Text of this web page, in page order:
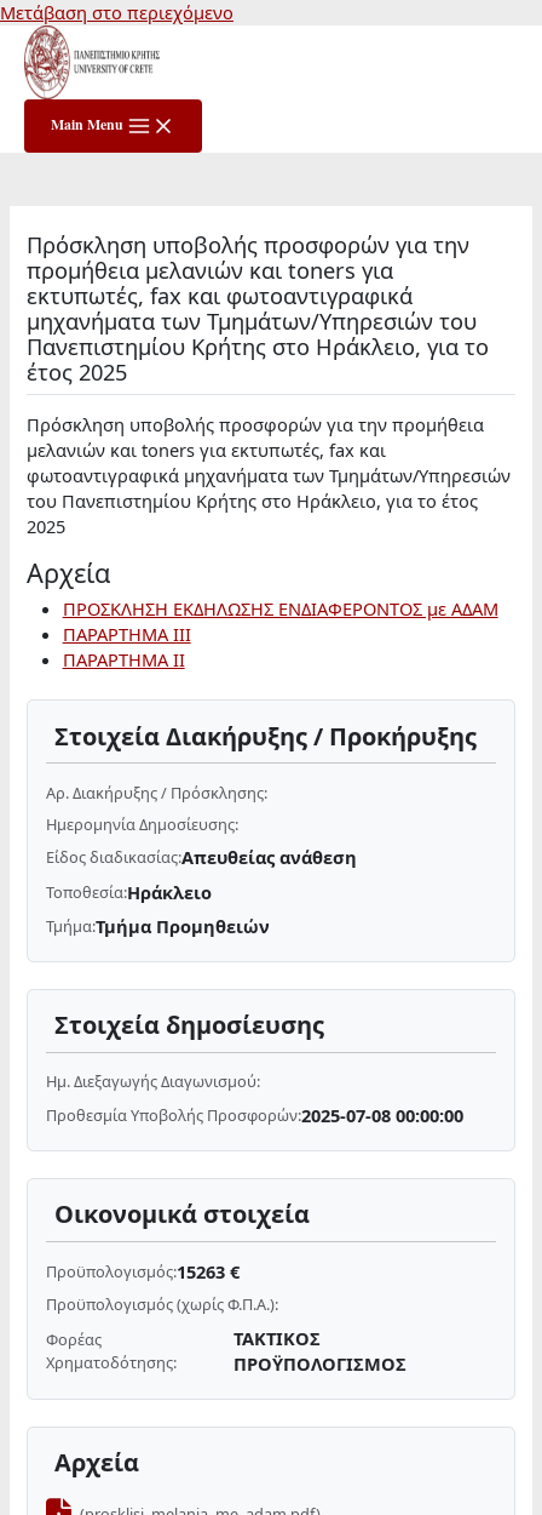
Μετάβαση στο περιεχόμενο
Main Menu
Πρόσκληση υποβολής προσφορών για την
προμήθεια μελανιών και toners για
εκτυπωτές, fax και φωτοαντιγραφικά
μηχανήματα των Τμημάτων/Υπηρεσιών του
Πανεπιστημίου Κρήτης στο Ηράκλειο, για το
έτος 2025
Πρόσκληση υποβολής προσφορών για την προμήθεια
μελανιών και toners για εκτυπωτές, fax και
φωτοαντιγραφικά μηχανήματα των Τμημάτων/Υπηρεσιών
του Πανεπιστημίου Κρήτης στο Ηράκλειο, για το έτος
2025
Αρχεία
ΠΡΟΣΚΛΗΣΗ ΕΚΔΗΛΩΣΗΣ ΕΝΔΙΑΦΕΡΟΝΤΟΣ με ΑΔΑΜ
ΠΑΡΑΡΤΗΜΑ ΙΙΙ
ΠΑΡΑΡΤΗΜΑ ΙΙ
Στοιχεία Διακήρυξης / Προκήρυξης
Αρ. Διακήρυξης / Πρόσκλησης:
Ημερομηνία Δημοσίευσης:
Είδος διαδικασίας:Απευθείας ανάθεση
Τοποθεσία:Ηράκλειο
Τμήμα:Τμήμα Προμηθειών
Στοιχεία δημοσίευσης
Ημ. Διεξαγωγής Διαγωνισμού:
Προθεσμία Υποβολής Προσφορών:2025-07-08 00:00:00
Οικονομικά στοιχεία
Προϋπολογισμός:15263 €
Προϋπολογισμός (χωρίς Φ.Π.Α.):
Φορέας
Χρηματοδότησης:
ΤΑΚΤΙΚΟΣ
ΠΡΟΫΠΟΛΟΓΙΣΜΟΣ
Αρχεία